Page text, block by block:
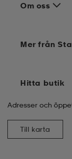
Om oss
Mer från
Hitta butik
Adresser och
Till karta